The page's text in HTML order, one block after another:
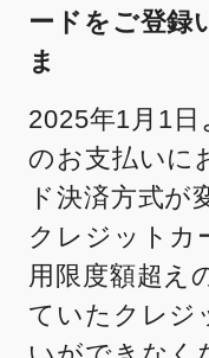
ードをご登録
ま
2025年1月1
のお支払いに
ド決済方式が
クレジットカ
用限度額超え
ていたクレジ